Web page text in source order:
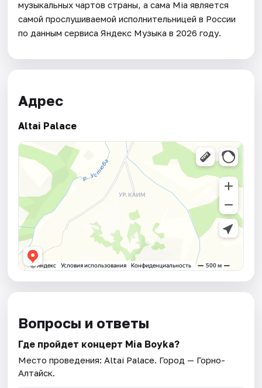
музыкальных чартов страны, а сама Mia является
самой прослушиваемой исполнительницей в России
по данным сервиса Яндекс Музыка в 2026 году.
Адрес
Altai Palace
Вопросы и ответы
Где пройдет концерт Mia Boyka?
Место проведения:Altai Palace. Город — Горно-
Алтайск.